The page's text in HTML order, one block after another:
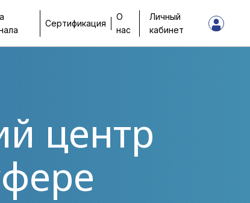
Сертификация
О
нас
Личный
кабинет
центр